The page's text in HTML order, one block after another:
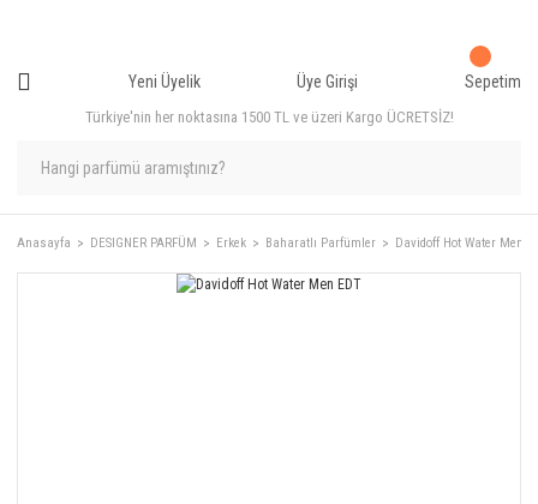
Türkiye'nin her noktasına 1500 TL ve üzeri Kargo ÜCRETSİZ!
Yeni Üyelik Üye Girişi Sepetim
Anasayfa DESIGNER PARFÜM Erkek Baharatlı Parfümler Davidoff Hot Water Men